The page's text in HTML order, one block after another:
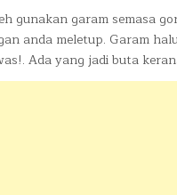
gunakan garam semasa
anda meletup. Garam
Ada yang jadi buta